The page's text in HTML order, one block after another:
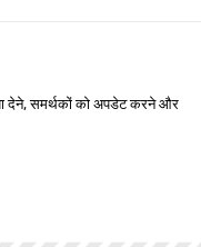
देने, समर्थकों को अपडेट करने और